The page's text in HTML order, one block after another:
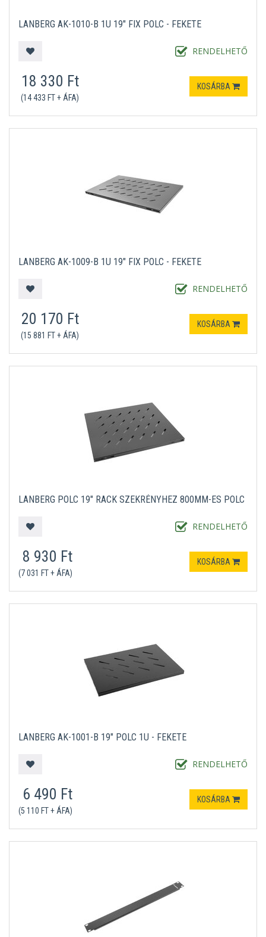
LANBERG AK-1010-B 1U 19" FIX POLC - FEKETE
RENDELHETŐ
18 330 Ft
(14 433 FT + ÁFA)
KOSÁRBA
LANBERG AK-1009-B 1U 19" FIX POLC - FEKETE
RENDELHETŐ
20 170 Ft
(15 881 FT + ÁFA)
KOSÁRBA
LANBERG POLC 19" RACK SZEKRÉNYHEZ 800MM-ES POLC
RENDELHETŐ
8 930 Ft
(7 031 FT + ÁFA)
KOSÁRBA
LANBERG AK-1001-B 19" POLC 1U - FEKETE
RENDELHETŐ
6 490 Ft
(5 110 FT + ÁFA)
KOSÁRBA